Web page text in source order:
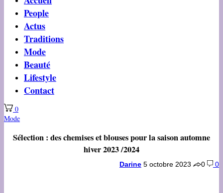
People
Actus
Traditions
Mode
Beauté
Lifestyle
Contact
0
Mode
Sélection : des chemises et blouses pour la saison automne
hiver 2023 /2024
Darine 5 octobre 2023 0 0